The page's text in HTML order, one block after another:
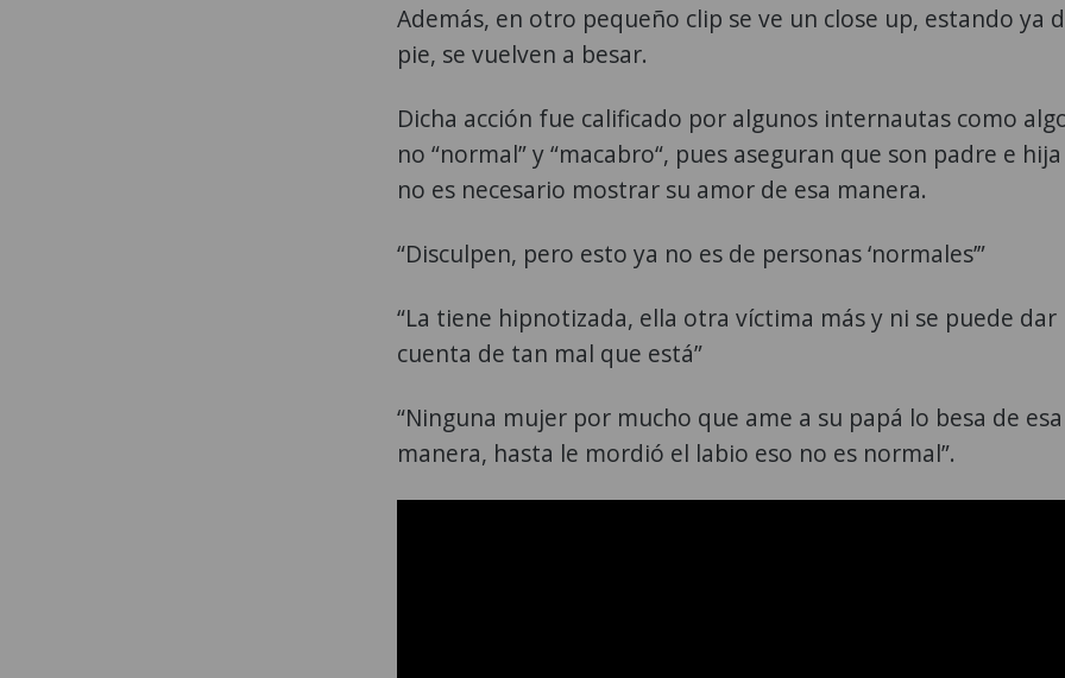
Además, en otro pequeño clip se ve un close up, estando ya
pie, se vuelven a besar.
Dicha acción fue calificado por algunos internautas como
no “normal” y “macabro“, pues aseguran que son padre e hija
no es necesario mostrar su amor de esa manera.
“Disculpen, pero esto ya no es de personas ‘normales’”
“La tiene hipnotizada, ella otra víctima más y ni se puede dar
cuenta de tan mal que está”
“Ninguna mujer por mucho que ame a su papá lo besa de esa
manera, hasta le mordió el labio eso no es normal”.